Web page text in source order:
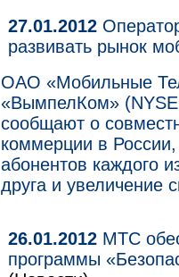
27.01.2012
развивать рынок
ОАО «Мобильные
«ВымпелКом»
сообщают о
коммерции в
абонентов каждого
друга и увеличение
26.01.2012 МТС
программы